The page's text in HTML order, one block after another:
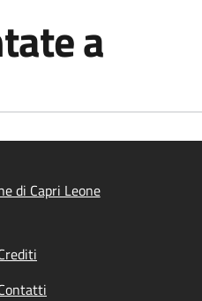
a
di Capri Leone